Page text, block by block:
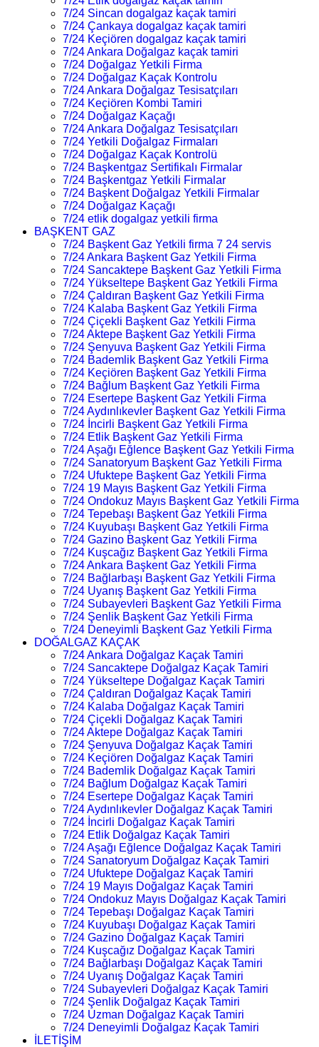
7/24 Sincan dogalgaz kaçak tamiri
7/24 Çankaya dogalgaz kaçak tamiri
7/24 Keçiören dogalgaz kaçak tamiri
7/24 Ankara Doğalgaz kaçak tamiri
7/24 Doğalgaz Yetkili Firma
7/24 Doğalgaz Kaçak Kontrolu
7/24 Ankara Doğalgaz Tesisatçıları
7/24 Keçiören Kombi Tamiri
7/24 Doğalgaz Kaçağı
7/24 Ankara Doğalgaz Tesisatçıları
7/24 Yetkili Doğalgaz Firmaları
7/24 Doğalgaz Kaçak Kontrolü
7/24 Başkentgaz Sertifikalı Firmalar
7/24 Başkentgaz Yetkili Firmalar
7/24 Başkent Doğalgaz Yetkili Firmalar
7/24 Doğalgaz Kaçağı
7/24 etlik dogalgaz yetkili firma
BAŞKENT GAZ
7/24 Başkent Gaz Yetkili firma 7 24 servis
7/24 Ankara Başkent Gaz Yetkili Firma
7/24 Sancaktepe Başkent Gaz Yetkili Firma
7/24 Yükseltepe Başkent Gaz Yetkili Firma
7/24 Çaldıran Başkent Gaz Yetkili Firma
7/24 Kalaba Başkent Gaz Yetkili Firma
7/24 Çiçekli Başkent Gaz Yetkili Firma
7/24 Aktepe Başkent Gaz Yetkili Firma
7/24 Şenyuva Başkent Gaz Yetkili Firma
7/24 Bademlik Başkent Gaz Yetkili Firma
7/24 Keçiören Başkent Gaz Yetkili Firma
7/24 Bağlum Başkent Gaz Yetkili Firma
7/24 Esertepe Başkent Gaz Yetkili Firma
7/24 Aydınlıkevler Başkent Gaz Yetkili Firma
7/24 İncirli Başkent Gaz Yetkili Firma
7/24 Etlik Başkent Gaz Yetkili Firma
7/24 Aşağı Eğlence Başkent Gaz Yetkili Firma
7/24 Sanatoryum Başkent Gaz Yetkili Firma
7/24 Ufuktepe Başkent Gaz Yetkili Firma
7/24 19 Mayıs Başkent Gaz Yetkili Firma
7/24 Ondokuz Mayıs Başkent Gaz Yetkili Firma
7/24 Tepebaşı Başkent Gaz Yetkili Firma
7/24 Kuyubaşı Başkent Gaz Yetkili Firma
7/24 Gazino Başkent Gaz Yetkili Firma
7/24 Kuşcağız Başkent Gaz Yetkili Firma
7/24 Ankara Başkent Gaz Yetkili Firma
7/24 Bağlarbaşı Başkent Gaz Yetkili Firma
7/24 Uyanış Başkent Gaz Yetkili Firma
7/24 Subayevleri Başkent Gaz Yetkili Firma
7/24 Şenlik Başkent Gaz Yetkili Firma
7/24 Deneyimli Başkent Gaz Yetkili Firma
DOĞALGAZ KAÇAK
7/24 Ankara Doğalgaz Kaçak Tamiri
7/24 Sancaktepe Doğalgaz Kaçak Tamiri
7/24 Yükseltepe Doğalgaz Kaçak Tamiri
7/24 Çaldıran Doğalgaz Kaçak Tamiri
7/24 Kalaba Doğalgaz Kaçak Tamiri
7/24 Çiçekli Doğalgaz Kaçak Tamiri
7/24 Aktepe Doğalgaz Kaçak Tamiri
7/24 Şenyuva Doğalgaz Kaçak Tamiri
7/24 Keçiören Doğalgaz Kaçak Tamiri
7/24 Bademlik Doğalgaz Kaçak Tamiri
7/24 Bağlum Doğalgaz Kaçak Tamiri
7/24 Esertepe Doğalgaz Kaçak Tamiri
7/24 Aydınlıkevler Doğalgaz Kaçak Tamiri
7/24 İncirli Doğalgaz Kaçak Tamiri
7/24 Etlik Doğalgaz Kaçak Tamiri
7/24 Aşağı Eğlence Doğalgaz Kaçak Tamiri
7/24 Sanatoryum Doğalgaz Kaçak Tamiri
7/24 Ufuktepe Doğalgaz Kaçak Tamiri
7/24 19 Mayıs Doğalgaz Kaçak Tamiri
7/24 Ondokuz Mayıs Doğalgaz Kaçak Tamiri
7/24 Tepebaşı Doğalgaz Kaçak Tamiri
7/24 Kuyubaşı Doğalgaz Kaçak Tamiri
7/24 Gazino Doğalgaz Kaçak Tamiri
7/24 Kuşcağız Doğalgaz Kaçak Tamiri
7/24 Bağlarbaşı Doğalgaz Kaçak Tamiri
7/24 Uyanış Doğalgaz Kaçak Tamiri
7/24 Subayevleri Doğalgaz Kaçak Tamiri
7/24 Şenlik Doğalgaz Kaçak Tamiri
7/24 Uzman Doğalgaz Kaçak Tamiri
7/24 Deneyimli Doğalgaz Kaçak Tamiri
İLETİŞİM